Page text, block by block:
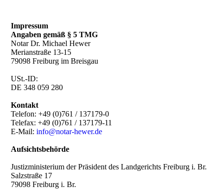
Impressum
Angaben gemäß § 5 TMG
Notar Dr. Michael Hewer
Merianstraße 13-15
79098 Freiburg im Breisgau
USt.-ID:
DE 348 059 280
Kontakt
Telefon: +49 (0)761 / 137179-0
Telefax:+49 (0)761 / 137179-11
E-Mail:info@notar-hewer.de
Aufsichtsbehörde
Justizministerium der Präsident des Landgerichts Freiburg i. Br.
Salzstraße 17
79098 Freiburg i. Br.